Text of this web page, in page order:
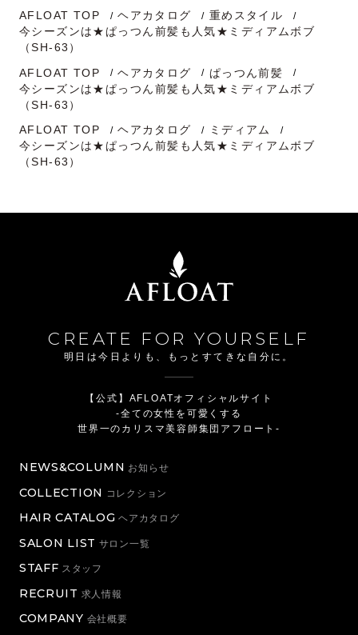
AFLOAT TOP
ヘアカタログ
重めスタイル
今シーズンは★ぱっつん前髪も人気★ミディアムボブ
（SH-63）
AFLOAT TOP
ヘアカタログ
ぱっつん前髪
今シーズンは★ぱっつん前髪も人気★ミディアムボブ
（SH-63）
AFLOAT TOP
ヘアカタログ
ミディアム
今シーズンは★ぱっつん前髪も人気★ミディアムボブ
（SH-63）
CREATE FOR YOURSELF
明日は今日よりも、もっとすてきな自分に。
【公式】AFLOATオフィシャルサイト
-全ての女性を可愛くする
世界一のカリスマ美容師集団アフロート-
NEWS&COLUMN お知らせ
COLLECTION コレクション
HAIR CATALOG ヘアカタログ
SALON LIST サロン一覧
STAFF スタッフ
RECRUIT 求人情報
COMPANY 会社概要